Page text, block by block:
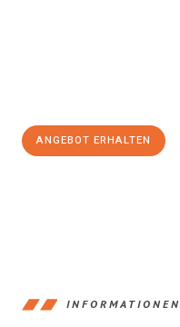
ANGEBOT ERHALTEN
INFORMATIONEN